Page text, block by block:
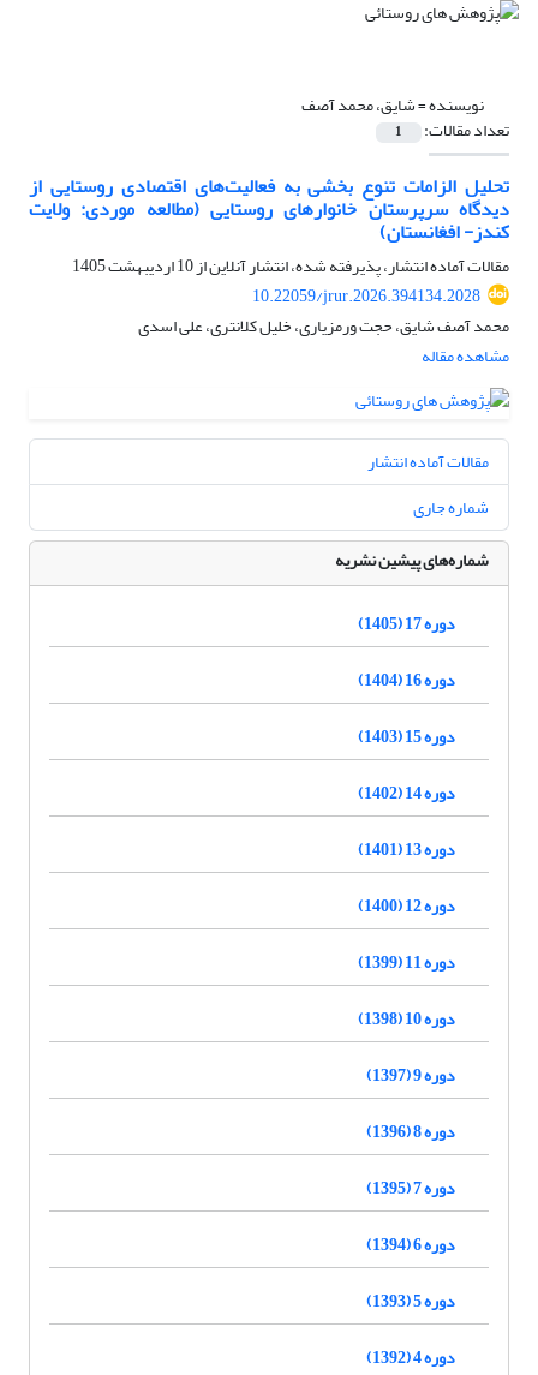
نویسنده =شایق، محمد آصف
تعداد مقالات: 1
تحلیل الزامات تنوع بخشی به فعالیت‌های اقتصادی روستایی از
دیدگاه سرپرستان خانوارهای روستایی (مطالعه موردی: ولایت
کندز- افغانستان)
مقالات آماده انتشار، پذیرفته شده، انتشار آنلاین از10 اردیبهشت 1405
10.22059/jrur.2026.394134.2028
محمد آصف شایق، حجت ورمزیاری، خلیل کلانتری، علی اسدی
مشاهده مقاله
مقالات آماده انتشار
شماره جاری
شماره‌های پیشین نشریه
دوره 17 (1405)
دوره 16 (1404)
دوره 15 (1403)
دوره 14 (1402)
دوره 13 (1401)
دوره 12 (1400)
دوره 11 (1399)
دوره 10 (1398)
دوره 9 (1397)
دوره 8 (1396)
دوره 7 (1395)
دوره 6 (1394)
دوره 5 (1393)
دوره 4 (1392)